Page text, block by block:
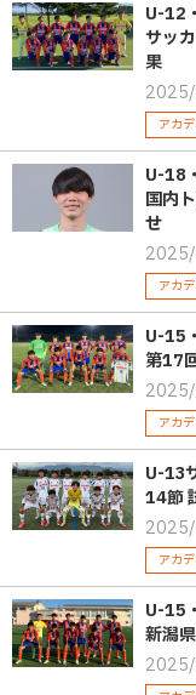
U-12
サッ
果
アカ
U-18
国内
せ
アカ
U-15
第17
アカ
U-13
14節
アカ
U-15
新潟